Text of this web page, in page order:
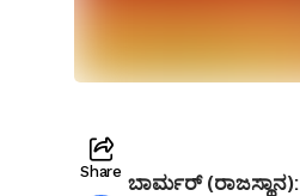
Share ಬಾರ್ಮರ್ (ರಾಜಸ್ಥಾನ):